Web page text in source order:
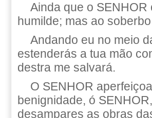
Ainda que o
humilde; mas ao
Andando eu no meio
estenderás a tua mão
destra me salvará.
O SENHOR
benignidade, ó
desampares as obras